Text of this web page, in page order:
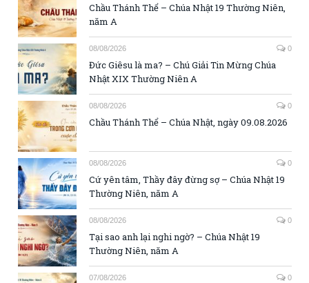
Chầu Thánh Thể – Chúa Nhật 19 Thường Niên,
năm A
08/08/2026 0
Đức Giêsu là ma? – Chú Giải Tin Mừng Chúa
Nhật XIX Thường Niên A
08/08/2026 0
Chầu Thánh Thể – Chúa Nhật, ngày 09.08.2026
08/08/2026 0
Cứ yên tâm, Thầy đây đừng sợ – Chúa Nhật 19
Thường Niên, năm A
08/08/2026 0
Tại sao anh lại nghi ngờ? – Chúa Nhật 19
Thường Niên, năm A
07/08/2026 0